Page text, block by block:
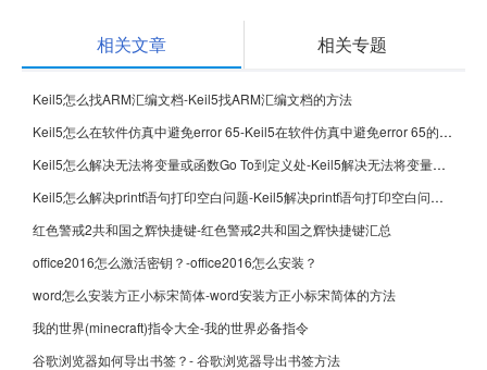
相关文章 相关专题
Keil5怎么找ARM汇编文档-Keil5找ARM汇编文档的方法
Keil5怎么在软件仿真中避免error 65-Keil5在软件仿真中避免error 65的方法
Keil5怎么解决无法将变量或函数Go To到定义处-Keil5解决无法将变量或函数Go To到定义处的方法
Keil5怎么解决printf语句打印空白问题-Keil5解决printf语句打印空白问题的方法
红色警戒2共和国之辉快捷键-红色警戒2共和国之辉快捷键汇总
office2016怎么激活密钥？-office2016怎么安装？
word怎么安装方正小标宋简体-word安装方正小标宋简体的方法
我的世界(minecraft)指令大全-我的世界必备指令
谷歌浏览器如何导出书签？- 谷歌浏览器导出书签方法